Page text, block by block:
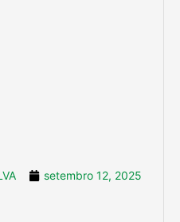
setembro 12, 2025